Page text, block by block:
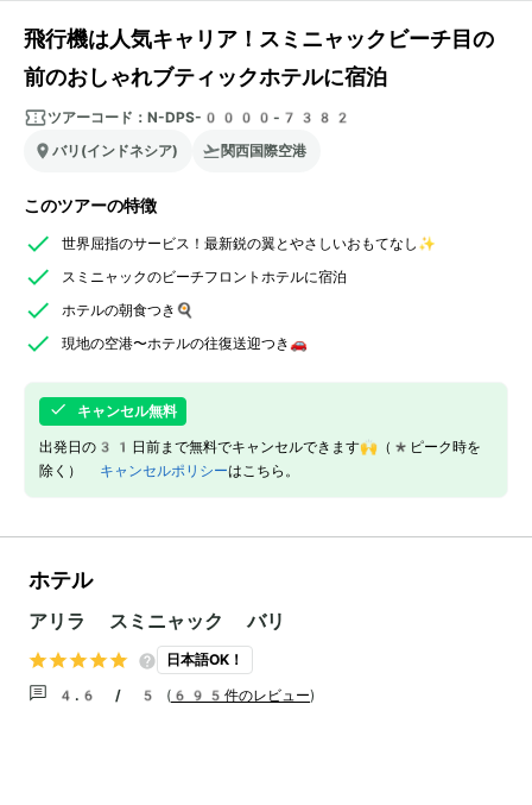
飛行機は人気キャリア！スミニャックビーチ目の
前のおしゃれブティックホテルに宿泊
ツアーコード： N-DPS-0000-7382
バリ(インドネシア)
関西国際空港
このツアーの特徴
世界屈指のサービス！最新鋭の翼とやさしいおもてなし✨
スミニャックのビーチフロントホテルに宿泊
ホテルの朝食つき🍳
現地の空港〜ホテルの往復送迎つき🚗
キャンセル無料
出発日の31日前まで無料でキャンセルできます🙌（*ピーク時を
除く） キャンセルポリシーはこちら。
ホテル
アリラ スミニャック バリ
日本語OK！
4.6 / 5 ( 695件のレビュー)